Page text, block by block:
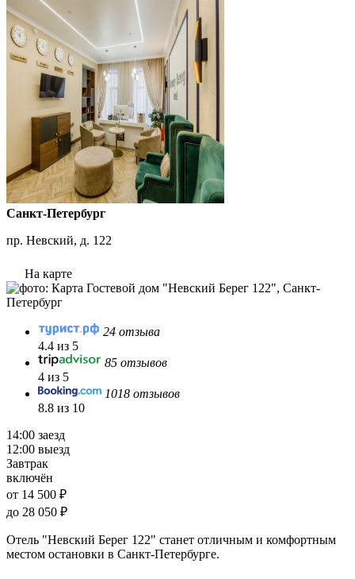
Санкт-Петербург
пр. Невский, д. 122
На карте
24 отзыва
4.4 из 5
85 отзывов
4 из 5
1018 отзывов
8.8 из 10
14:00 заезд
12:00 выезд
Завтрак
включён
от 14 500 ₽
до 28 050 ₽
Отель "Невский Берег 122" станет отличным и комфортным
местом остановки в Санкт-Петербурге.